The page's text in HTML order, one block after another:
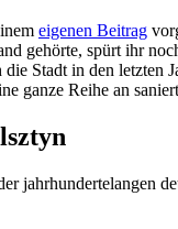
eigenen Beitrag
gehörte, spürt ihr
Stadt in den
ganze Reihe an
jahrhundertelangen